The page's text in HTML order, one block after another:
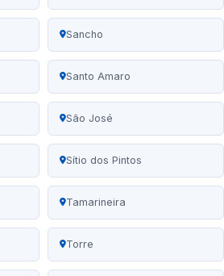
Sancho
Santo Amaro
São José
Sítio dos Pintos
Tamarineira
Torre